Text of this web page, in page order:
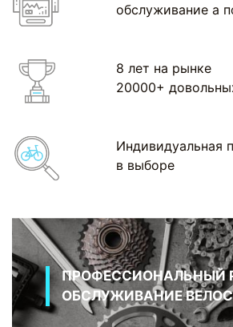
обслуживание а
8 лет на рынке
20000+
Индивидуальная
в выборе
ПРОФЕССИОНАЛЬНЫЙ
ОБСЛУЖИВАНИЕ